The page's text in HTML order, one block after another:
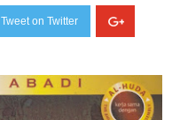
Tweet on Twitter